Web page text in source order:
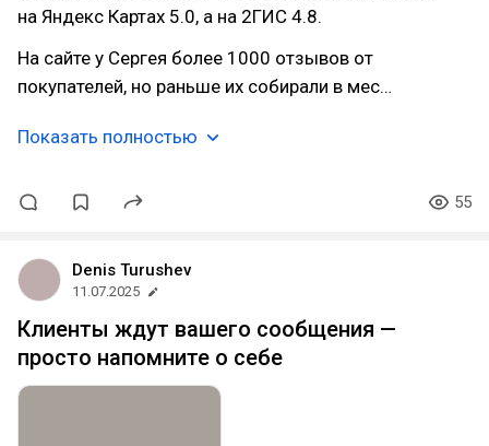
на Яндекс Картах 5.0, а на 2ГИС 4.8.
На сайте у Сергея более 1000 отзывов от
покупателей, но раньше их собирали в мес…
Показать полностью
55
Denis Turushev
11.07.2025
Клиенты ждут вашего сообщения —
просто напомните о себе